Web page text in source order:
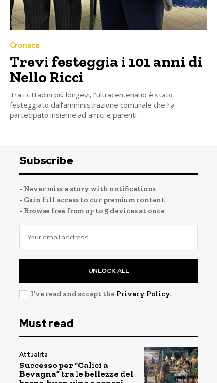
Cronaca
Trevi festeggia i 101 anni di
Nello Ricci
Tra i cittadini più longevi, l'ultracentenario è stato
festeggiato dall'amministrazione comunale che ha
partecipato insieme ad amici e parenti
Subscribe
- Never miss a story with notifications
- Gain full access to our premium content
- Browse free from up to 5 devices at once
UNLOCK ALL
I've read and accept the Privacy Policy.
Must read
Attualità
Successo per “Calici a
Bevagna” tra le bellezze del